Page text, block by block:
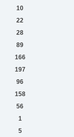
10
22
28
89
166
197
96
158
56
1
5